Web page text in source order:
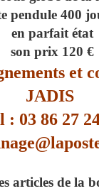
pendule 400
en parfait état
son prix 120 €
et
JADIS
: 03 86 27
articles de la